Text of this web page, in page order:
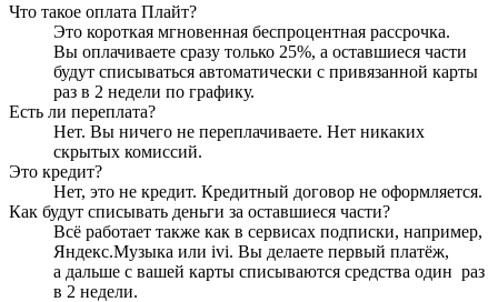
Что такое оплата Плайт?
Это короткая мгновенная беспроцентная рассрочка.
Вы оплачиваете сразу только 25%, а оставшиеся части
будут списываться автоматически с привязанной карты
раз в 2 недели по графику.
Есть ли переплата?
Нет. Вы ничего не переплачиваете. Нет никаких
скрытых комиссий.
Это кредит?
Нет, это не кредит. Кредитный договор не оформляется.
Как будут списывать деньги за оставшиеся части?
Всё работает также как в сервисах подписки, например,
Яндекс.Музыка или ivi. Вы делаете первый платёж,
а дальше с вашей карты списываются средства один раз
в 2 недели.